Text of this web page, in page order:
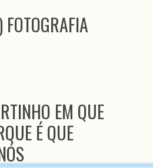
EM QUE
É QUE